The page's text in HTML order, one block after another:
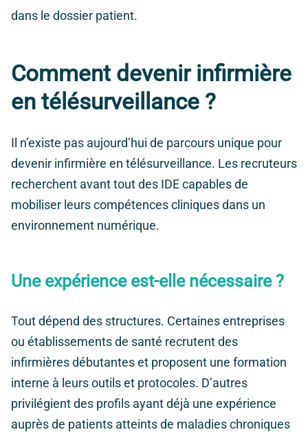
dans le dossier patient.
Comment devenir infirmière
en télésurveillance ?
Il n’existe pas aujourd’hui de parcours unique pour
devenir infirmière en télésurveillance. Les recruteurs
recherchent avant tout des IDE capables de
mobiliser leurs compétences cliniques dans un
environnement numérique.
Une expérience est-elle nécessaire ?
Tout dépend des structures. Certaines entreprises
ou établissements de santé recrutent des
infirmières débutantes et proposent une formation
interne à leurs outils et protocoles. D’autres
privilégient des profils ayant déjà une expérience
auprès de patients atteints de maladies chroniques